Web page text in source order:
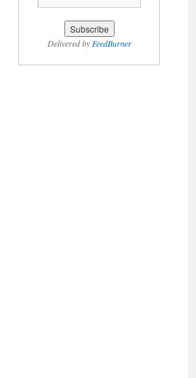
Delivered by FeedBurner